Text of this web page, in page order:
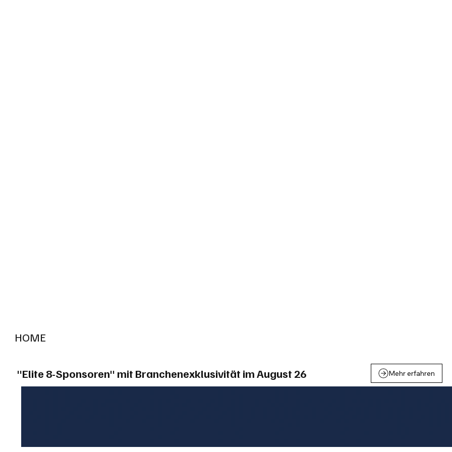
HOME
"Elite 8-Sponsoren" mit Branchenexklusivität im August 26 Mehr erfahren